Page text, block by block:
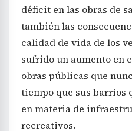
déficit en las obras de
también las
calidad de vida de los
sufrido un aumento en
obras públicas que
tiempo que sus barrios
en materia de
recreativos.